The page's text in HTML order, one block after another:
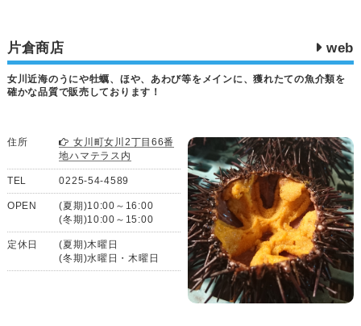
片倉商店 web
女川近海のうにや牡蠣、ほや、あわび等をメインに、獲れたての魚介類を
確かな品質で販売しております！
住所
女川町女川2丁目66番
地ハマテラス内
TEL 0225-54-4589
OPEN
(夏期)10:00～16:00
(冬期)10:00～15:00
定休日
(夏期)木曜日
(冬期)水曜日・木曜日